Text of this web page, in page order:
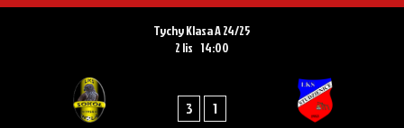
Tychy Klasa A 24/25
2 lis 14:00
3 1